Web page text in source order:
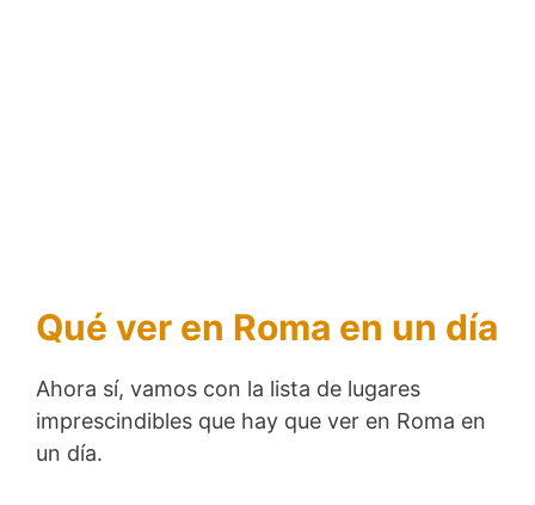
Qué ver en Roma en un día
Ahora sí, vamos con la lista de lugares
imprescindibles que hay que ver en Roma en
un día.